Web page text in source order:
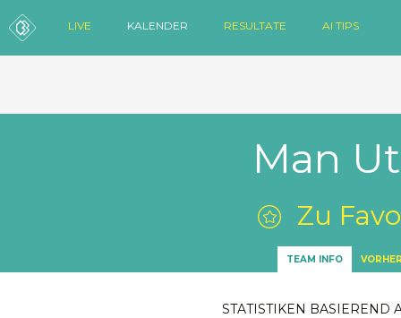
LIVE KALENDER RESULTATE AI TIPS
Man
Zu
TEAM INFO
STATISTIKEN BASIEREND